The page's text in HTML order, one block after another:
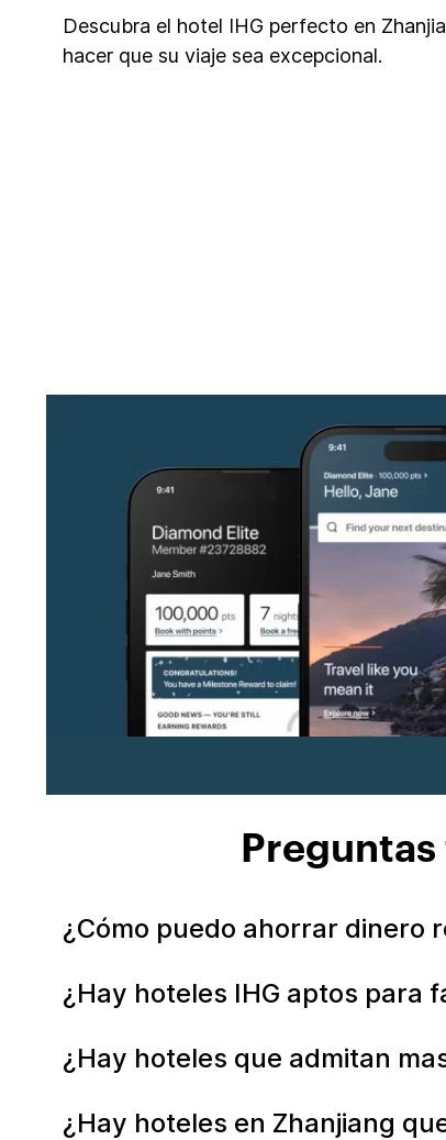
Descubra el hotel IHG perfecto en
hacer que su viaje sea excepcional.
¿Cómo puedo ahorrar dinero
¿Hay hoteles IHG aptos para
¿Hay hoteles que admitan
¿Hay hoteles en Zhanjiang